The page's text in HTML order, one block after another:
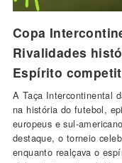
Copa
Rivalidades
Espírito
A Taça Intercontinental
na história do futebol,
europeus e sul-
destaque, o torneio
enquanto realçava o